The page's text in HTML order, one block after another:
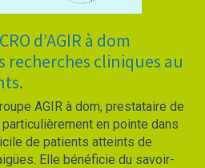
d’AGIR à dom
recherches cliniques au
AGIR à dom, prestataire de
en pointe dans
de patients atteints de
Elle bénéficie du savoir-